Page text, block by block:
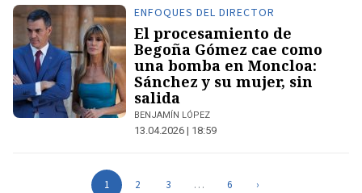
ENFOQUES DEL DIRECTOR
El procesamiento de
Begoña Gómez cae como
una bomba en Moncloa:
Sánchez y su mujer, sin
salida
BENJAMÍN LÓPEZ
13.04.2026 | 18:59
1 2 3 … 6 ›